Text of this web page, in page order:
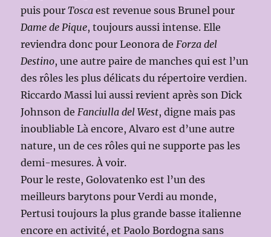
puis pourTosca est revenue sous Brunel pour
Dame de Pique, toujours aussi intense. Elle
reviendra donc pour Leonora de Forza del
Destino, une autre paire de manches qui est l’un
des rôles les plus délicats du répertoire verdien.
Riccardo Massi lui aussi revient après son Dick
Johnson de Fanciulla del West, digne mais pas
inoubliable Là encore, Alvaro est d’une autre
nature, un de ces rôles qui ne supporte pas les
demi-mesures. À voir.
Pour le reste, Golovatenko est l’un des
meilleurs barytons pour Verdi au monde,
Pertusi toujours la plus grande basse italienne
encore en activité, et Paolo Bordogna sans